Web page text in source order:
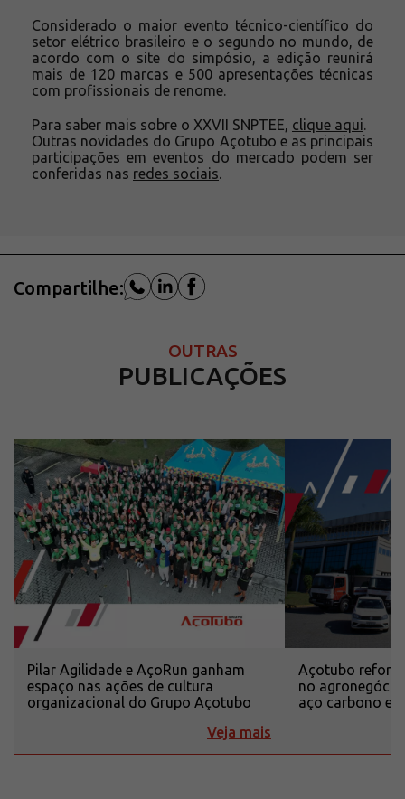
Considerado o maior evento técnico-científico do
setor elétrico brasileiro e o segundo no mundo, de
acordo com o site do simpósio, a edição reunirá
mais de 120 marcas e 500 apresentações técnicas
com profissionais de renome.
Para saber mais sobre o XXVII SNPTEE, clique aqui.
Outras novidades do Grupo Açotubo e as principais
participações em eventos do mercado podem ser
conferidas nas redes sociais.
Compartilhe:
OUTRAS
PUBLICAÇÕES
Pilar Agilidade e AçoRun ganham
espaço nas ações de cultura
organizacional do Grupo Açotubo
Veja mais
Açotubo
no
aço carbono e